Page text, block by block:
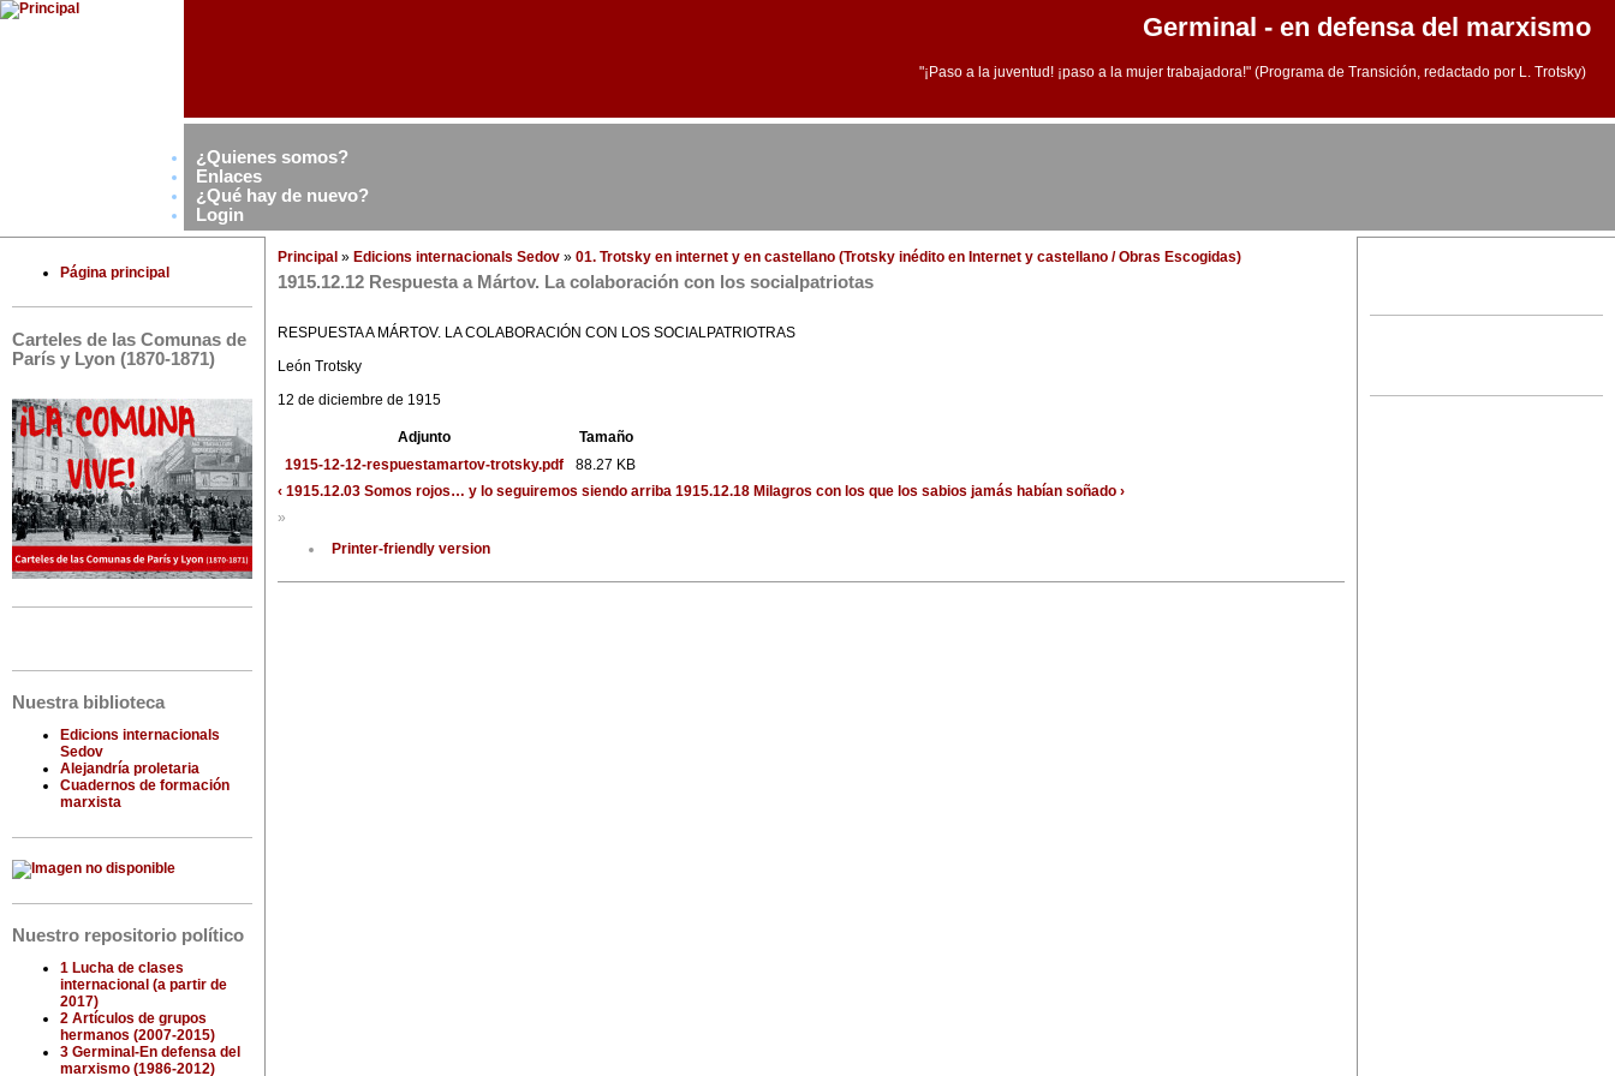
Germinal - en defensa del marxismo
"¡Paso a la juventud! ¡paso a la mujer trabajadora!" (Programa de Transición, redactado por L. Trotsky)
¿Quienes somos?
Enlaces
¿Qué hay de nuevo?
Login
Página principal
Carteles de las Comunas de
París y Lyon (1870-1871)
Nuestra biblioteca
Edicions internacionals
Sedov
Alejandría proletaria
Cuadernos de formación
marxista
Nuestro repositorio político
1 Lucha de clases
internacional (a partir de
2017)
2 Artículos de grupos
hermanos (2007-2015)
3 Germinal-En defensa del
marxismo (1986-2012)
Principal » Edicions internacionals Sedov » 01. Trotsky en internet y en castellano (Trotsky inédito en Internet y castellano / Obras Escogidas)
1915.12.12 Respuesta a Mártov. La colaboración con los socialpatriotas
RESPUESTA A MÁRTOV. LA COLABORACIÓN CON LOS SOCIALPATRIOTRAS
León Trotsky
12 de diciembre de 1915
Adjunto
Tamaño
1915-12-12-respuestamartov-trotsky.pdf
88.27 KB
‹ 1915.12.03 Somos rojos… y lo seguiremos siendo arriba 1915.12.18 Milagros con los que los sabios jamás habían soñado ›
»
Printer-friendly version